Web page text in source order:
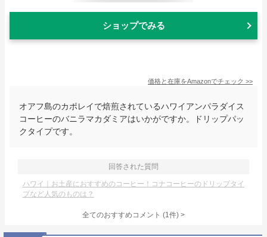
ショップでみる
価格と在庫をAmazonでチェック >>
オアフ島のカポレイで焙煎されているハワイアンパラダイス
コーヒーのバニラマカダミアはいかがですか。ドリップパッ
クタイプです。
回答された質問
ハワイ｜お土産におすすめのコーヒー！コナコーヒーのドリップタイ
プなど人気のものは？
全てのおすすめコメント (1件) >